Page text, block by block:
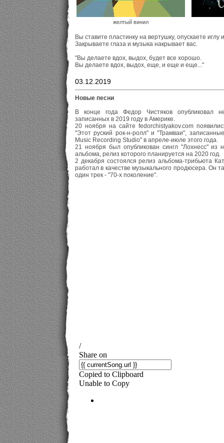
желтый винил
Вы ставите пластинку на вертушку, опускаете иглу
Закрываете глаза и музыка накрывает вас.
"Вы делаете вдох, выдох, будет все хорошо.
Вы делаете вдох, выдох, еще, и еще и еще..."
03.12.2019
Новые песни
В конце года Федор Чистяков опубликовал
записанных в 2019 году в Америке.
20 ноября на сайте fedorchistyakov.com
"Этот руский рок-н-ролл" и "Трамваи",
Music Recording Studio" в апреле-июле этого года.
21 ноября был опубликован сингл "Лохнесс" из
альбома, релиз которого планируется на 2020 год.
2 декабря состоялся релиз альбома-трибьюта
работал в качестве музыкального продюсера. Он
один трек - "70-х поколение".